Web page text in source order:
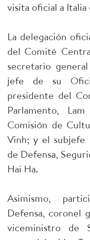
visita oficial a Italia
La delegación
del Comité
secretario
jefe de su
presidente del
Parlamento,
Comisión de
Vinh; y el subjefe
de Defensa,
Hai Ha.
Asimismo,
Defensa, coronel
viceministro de